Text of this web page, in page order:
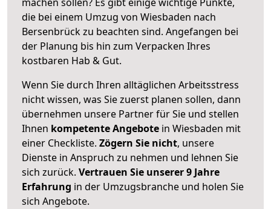
die bei einem Umzug von Wiesbaden nach
Bersenbrück zu beachten sind. Angefangen bei
der Planung bis hin zum Verpacken Ihres
kostbaren Hab & Gut.
Wenn Sie durch Ihren alltäglichen Arbeitsstress
nicht wissen, was Sie zuerst planen sollen, dann
übernehmen unsere Partner für Sie und stellen
Ihnen kompetente Angebote in Wiesbaden mit
einer Checkliste. Zögern Sie nicht, unsere
Dienste in Anspruch zu nehmen und lehnen Sie
sich zurück. Vertrauen Sie unserer 9 Jahre
Erfahrung in der Umzugsbranche und holen Sie
sich Angebote.